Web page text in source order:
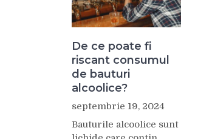
De ce poate fi
riscant consumul
de bauturi
alcoolice?
septembrie 19, 2024
Bauturile alcoolice sunt